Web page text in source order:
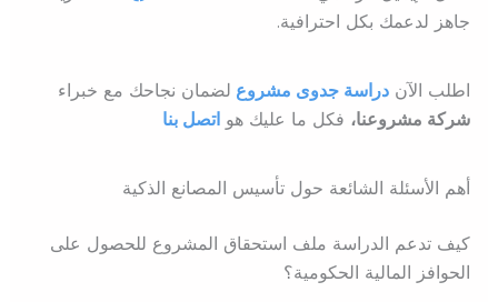
جاهز لدعمك بكل احترافية.
اطلب الآن دراسة جدوى مشروع لضمان نجاحك مع خبراء
شركة مشروعنا،فكل ما عليك هو اتصل بنا
أهم الأسئلة الشائعة حول تأسيس المصانع الذكية
كيف تدعم الدراسة ملف استحقاق المشروع للحصول على
الحوافز المالية الحكومية؟